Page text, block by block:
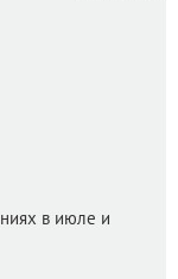
в июле и